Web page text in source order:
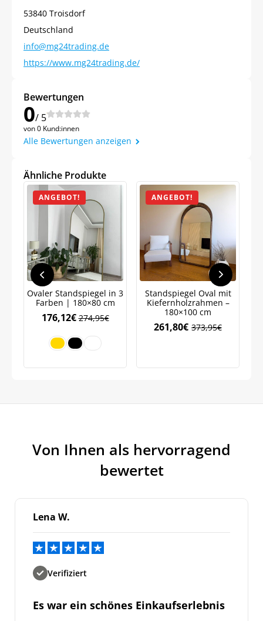
53840 Troisdorf
Deutschland
info@mg24trading.de
https://www.mg24trading.de/
Bewertungen
0/ 5
von 0 Kund:innen
Alle Bewertungen anzeigen
Ähnliche Produkte
ANGEBOT!
Ovaler Standspiegel in 3
Farben | 180×80 cm
274,95€
176,12€
ANGEBOT!
Standspiegel Oval mit
Kiefernholzrahmen –
180×100 cm
373,95€
Ursprünglicher
373,95€
261,80€Aktueller
261,80€.
Von Ihnen als hervorragend
bewertet
Lena W.
Verifiziert
Es war ein schönes Einkaufserlebnis
Jetzt 5% Rabatt
Meinen Code senden
Bleiben Sie auf dem Laufenden über
Neuigkeiten und Angebote.
Weitere Informationen darüber, wie wir Ihre Daten für
Marketingkommunikation verarbeiten. Lesen Sie unsere
Datenschutzrichtlinie.